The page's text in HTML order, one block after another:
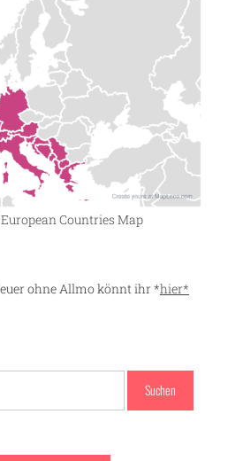
Countries Map
ohne Allmo könnt ihr *hier*